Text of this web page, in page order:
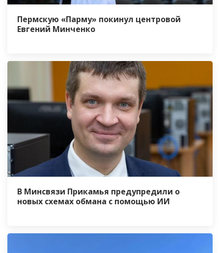
Пермскую «Парму» покинул центровой
Евгений Минченко
В Минсвязи Прикамья предупредили о
новых схемах обмана с помощью ИИ